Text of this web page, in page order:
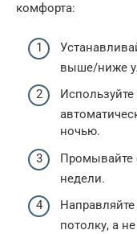
комфорта:
выше/ниже
ночью.
Промывайте
недели.
потолку, а